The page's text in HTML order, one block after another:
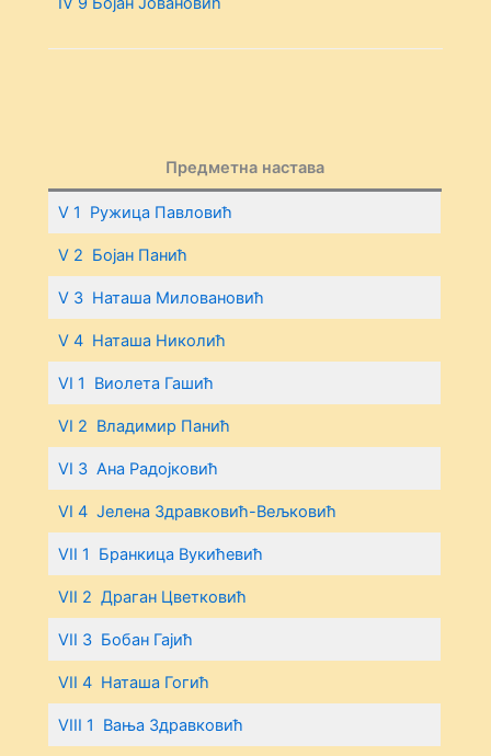
Предметна настава
V 1 Ружица Павловић
V 2 Бојан Панић
V 3 Наташа Миловановић
V 4 Наташа Николић
VI 1 Виолета Гашић
VI 2 Владимир Панић
VI 3 Ана Радојковић
VI 4 Јелена Здравковић-Вељковић
VII 1 Бранкица Вукићевић
VII 2 Драган Цветковић
VII 3 Бобан Гајић
VII 4 Наташа Гогић
VIII 1 Вања Здравковић